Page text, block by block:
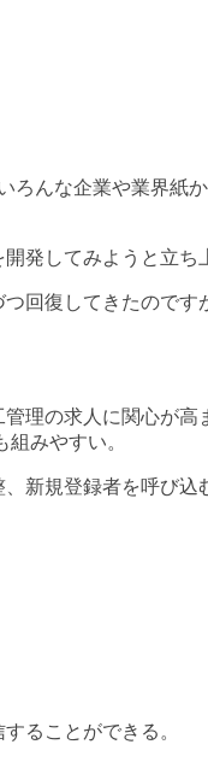
ろんな企業や業界紙
発してみようと立ち
回復してきたので
理の求人に関心が高
みやすい。
新規登録者を呼び
ることができる。